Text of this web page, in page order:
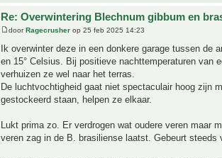
Re: Overwintering Blechnum gibbum en
doorRagecrusher op 25 feb 2025 14:23
Ik overwinter deze in een donkere garage tussen de
en 15° Celsius. Bij positieve nachttemperaturen van
verhuizen ze wel naar het terras.
De luchtvochtigheid gaat niet spectaculair hoog zijn
gestockeerd staan, helpen ze elkaar.
Lukt prima zo. Er verdrogen wat oudere veren maar
veren zag in de B. brasiliense laatst. Gebeurt steeds